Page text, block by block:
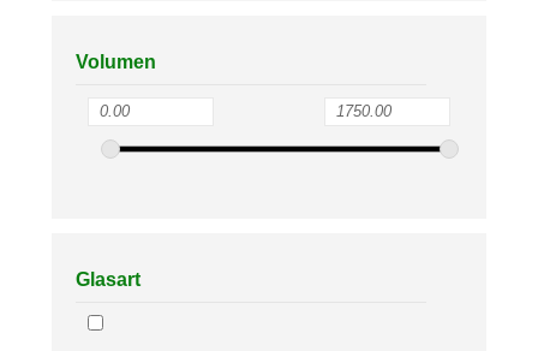
Volumen
Glasart